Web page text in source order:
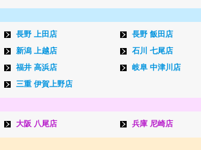
長野 上田店 長野 飯田店
新潟 上越店 石川 七尾店
福井 高浜店 岐阜 中津川店
三重 伊賀上野店
大阪 八尾店 兵庫 尼崎店